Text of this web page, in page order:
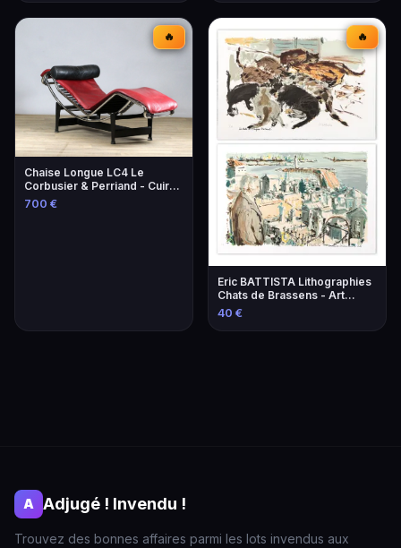
🔥
Chaise Longue LC4 Le
Corbusier & Perriand - Cuir
Lie-de-Vin
700 €
🔥
Eric BATTISTA Lithographies
Chats de Brassens - Art
Contemporain
40 €
A Adjugé ! Invendu !
Trouvez des bonnes affaires parmi les lots invendus aux